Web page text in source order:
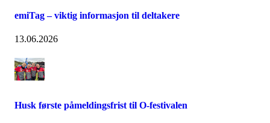
emiTag – viktig informasjon til deltakere
13.06.2026
Husk første påmeldingsfrist til O-festivalen